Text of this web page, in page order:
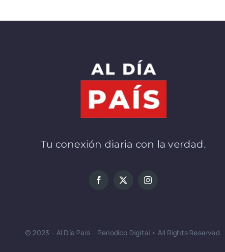
Tu conexión diaria con la verdad.
© 2023 – Al Día País – Periodico Digital • All Rights Reserved.